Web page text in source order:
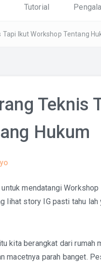
Tutorial
Tapi Ikut Workshop Tentang
Teknis
Hukum
mendatangi
lihat story IG pasti tahu
kita berangkat dari rumah
macetnya parah banget.